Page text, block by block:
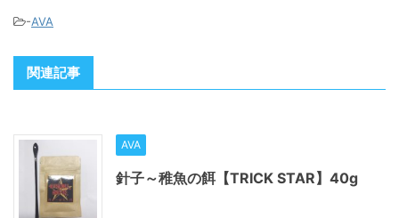
-AVA
関連記事
AVA
針子～稚魚の餌【TRICK STAR】40g